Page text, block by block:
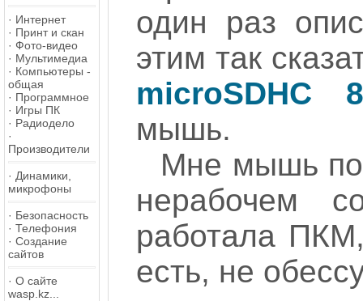
· Интернет
· Принт и скан
· Фото-видео
· Мультимедиа
· Компьютеры -
общая
· Программное
· Игры ПК
· Радиодело
·
Производители
· Динамики,
микрофоны
· Безопасность
· Телефония
· Создание
сайтов
· О сайте
wasp.kz...
один раз
этим так
microSDHC
мышь.
Мне мышь
нерабочем
работала
есть, не